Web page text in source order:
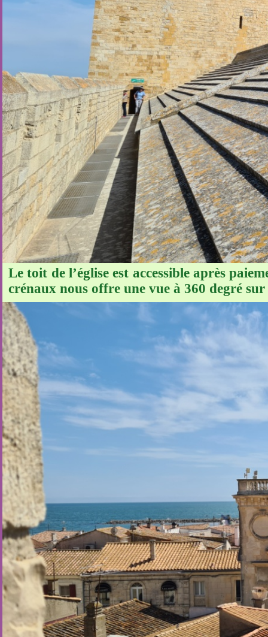
Le toit de l’église est accessible après
crénaux nous offre une vue à 360 degré